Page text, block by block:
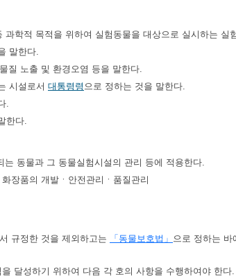
학적 목적을 위하여 실험동물을 대상으로 실시하는 실
말한다.
질 노출 및 환경오염 등을 말한다.
시설로서 대통령령 으로 정하는 것을 말한다.
.
한다.
동물과 그 동물실험시설의 관리 등에 적용한다.
장품의 개발ㆍ안전관리ㆍ품질관리
규정한 것을 제외하고는 「동물보호법」 으로 정하는 바
을 달성하기 위하여 다음 각 호의 사항을 수행하여야 한다.